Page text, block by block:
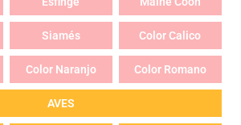
Siamés Color Calico
Color Naranjo Color Romano
AVES